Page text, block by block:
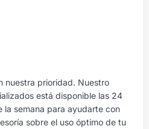
nuestra prioridad. Nuestro
está disponible las 24
la semana para ayudarte con
sobre el uso óptimo de tu